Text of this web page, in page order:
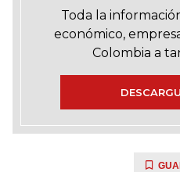
Toda la
económico,
Colombia a